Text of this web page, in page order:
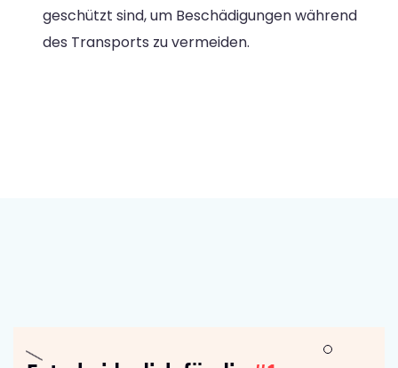
geschützt sind, um Beschädigungen während
des Transports zu vermeiden.